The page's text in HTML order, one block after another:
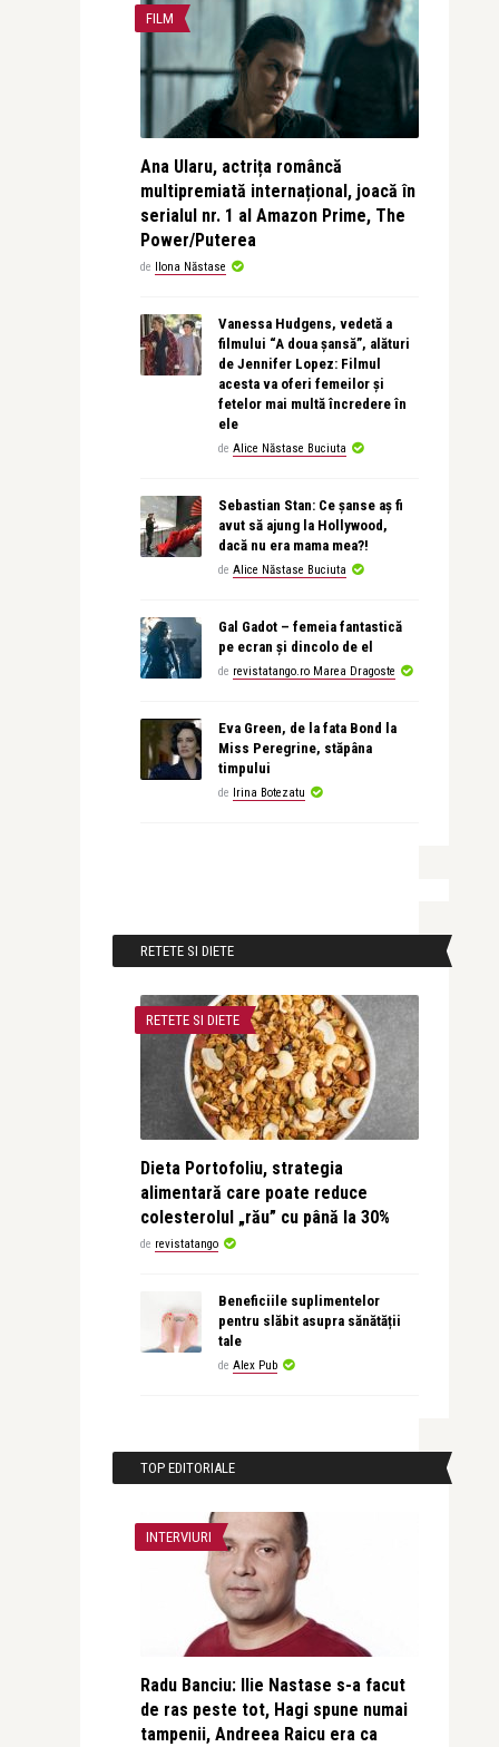
FILM
Ana Ularu, actrița româncă
multipremiată internațional, joacă în
serialul nr. 1 al Amazon Prime, The
Power/Puterea
de Ilona Năstase
Vanessa Hudgens, vedetă a
filmului “A doua șansă”, alături
de Jennifer Lopez: Filmul
acesta va oferi femeilor și
fetelor mai multă încredere în
ele
de Alice Năstase Buciuta
Sebastian Stan: Ce șanse aș fi
avut să ajung la Hollywood,
dacă nu era mama mea?!
de Alice Năstase Buciuta
Gal Gadot – femeia fantastică
pe ecran și dincolo de el
de revistatango.ro Marea Dragoste
Eva Green, de la fata Bond la
Miss Peregrine, stăpâna
timpului
de Irina Botezatu
RETETE SI DIETE
RETETE SI DIETE
Dieta Portofoliu, strategia
alimentară care poate reduce
colesterolul „rău” cu până la 30%
de revistatango
Beneficiile suplimentelor
pentru slăbit asupra sănătății
tale
de Alex Pub
TOP EDITORIALE
INTERVIURI
Radu Banciu: Ilie Nastase s-a facut
de ras peste tot, Hagi spune numai
tampenii, Andreea Raicu era ca